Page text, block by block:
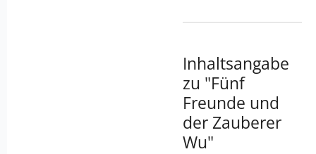
Inhaltsangabe
zu "Fünf
Freunde und
der Zauberer
Wu"